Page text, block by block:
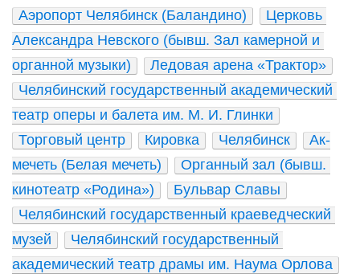
Аэропорт Челябинск (Баландино)
Церковь
Александра Невского (бывш. Зал камерной и
органной музыки)
Ледовая арена «Трактор»
Челябинский государственный академический
театр оперы и балета им. М. И. Глинки
Торговый центр
Кировка Челябинск
Ак-
мечеть (Белая мечеть)
Органный зал (бывш.
кинотеатр «Родина»)
Бульвар Славы
Челябинский государственный краеведческий
музей
Челябинский государственный
академический театр драмы им. Наума Орлова